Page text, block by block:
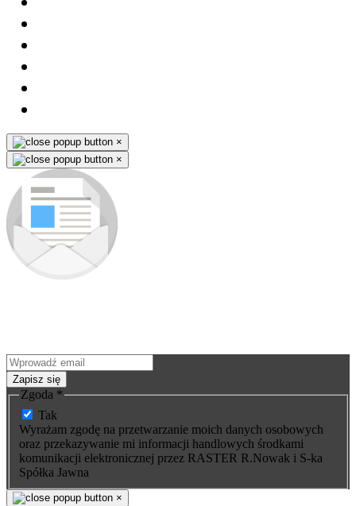
×
×
Zapisz się
Zgoda *
Tak
Wyrażam zgodę na przetwarzanie moich danych osobowych
oraz przekazywanie mi informacji handlowych środkami
komunikacji elektronicznej przez RASTER R.Nowak i S-ka
Spółka Jawna
×